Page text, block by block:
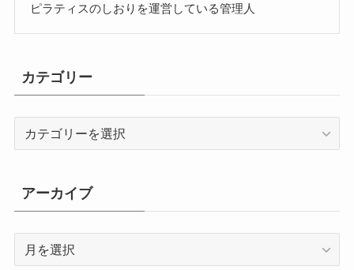
ピラティスのしおりを運営している管理人
カテゴリー
リ
ー
アーカイブ